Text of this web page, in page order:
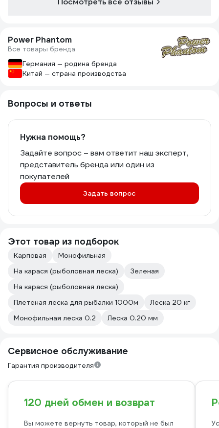
Power Phantom
Все товары бренда
Германия — родина бренда
Китай — страна производства
Вопросы и ответы
Нужна помощь?
Задайте вопрос – вам ответит наш эксперт,
представитель бренда или один из
покупателей
Задать вопрос
Этот товар из подборок
Карповая
Монофильная
На карася (рыболовная леска)
Зеленая
На карася (рыболовная леска)
Плетeная леска для рыбалки 1000м
Леска 20 кг
Монофильная леска 0.2
Леска 0.20 мм
Сервисное обслуживание
Гарантия производителя
120 дней обмен и возврат
Вы можете вернуть товар, который не был